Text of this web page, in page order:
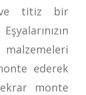
ve titiz bir
ederek
monte